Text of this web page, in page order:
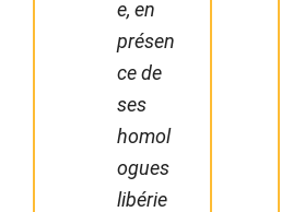
e, en
présen
ce de
ses
homol
ogues
libérie